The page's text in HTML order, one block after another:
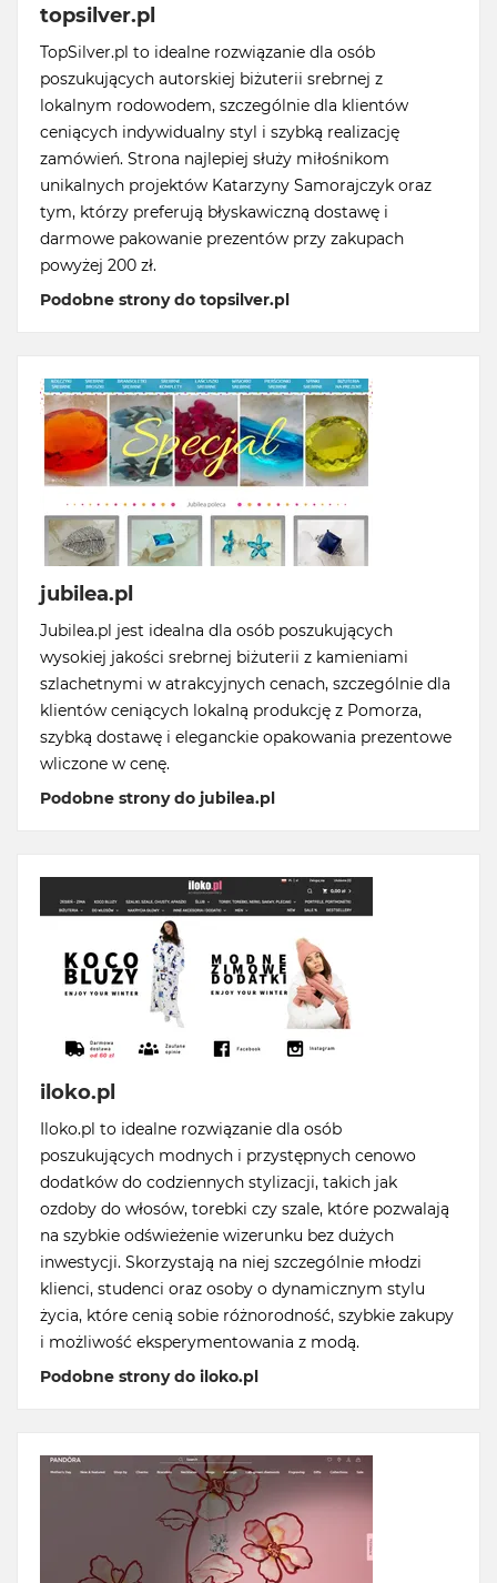
topsilver.pl
TopSilver.pl to idealne rozwiązanie dla osób
poszukujących autorskiej biżuterii srebrnej z
lokalnym rodowodem, szczególnie dla klientów
ceniących indywidualny styl i szybką realizację
zamówień. Strona najlepiej służy miłośnikom
unikalnych projektów Katarzyny Samorajczyk oraz
tym, którzy preferują błyskawiczną dostawę i
darmowe pakowanie prezentów przy zakupach
powyżej 200 zł.
Podobne strony do topsilver.pl
jubilea.pl
Jubilea.pl jest idealna dla osób poszukujących
wysokiej jakości srebrnej biżuterii z kamieniami
szlachetnymi w atrakcyjnych cenach, szczególnie dla
klientów ceniących lokalną produkcję z Pomorza,
szybką dostawę i eleganckie opakowania prezentowe
wliczone w cenę.
Podobne strony do jubilea.pl
iloko.pl
Iloko.pl to idealne rozwiązanie dla osób
poszukujących modnych i przystępnych cenowo
dodatków do codziennych stylizacji, takich jak
ozdoby do włosów, torebki czy szale, które pozwalają
na szybkie odświeżenie wizerunku bez dużych
inwestycji. Skorzystają na niej szczególnie młodzi
klienci, studenci oraz osoby o dynamicznym stylu
życia, które cenią sobie różnorodność, szybkie zakupy
i możliwość eksperymentowania z modą.
Podobne strony do iloko.pl